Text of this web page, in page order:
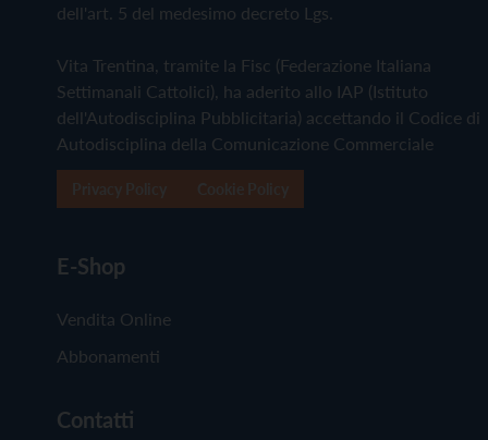
dell'art. 5 del medesimo decreto Lgs.
Vita Trentina, tramite la Fisc (Federazione Italiana
Settimanali Cattolici), ha aderito allo IAP (Istituto
dell'Autodisciplina Pubblicitaria) accettando il Codice di
Autodisciplina della Comunicazione Commerciale
E-Shop
Vendita Online
Abbonamenti
Contatti